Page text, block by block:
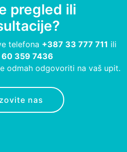
pregled ili
telefona +387 33 777 711 ili
359 7436
odmah odgovoriti na vaš upit.
nas